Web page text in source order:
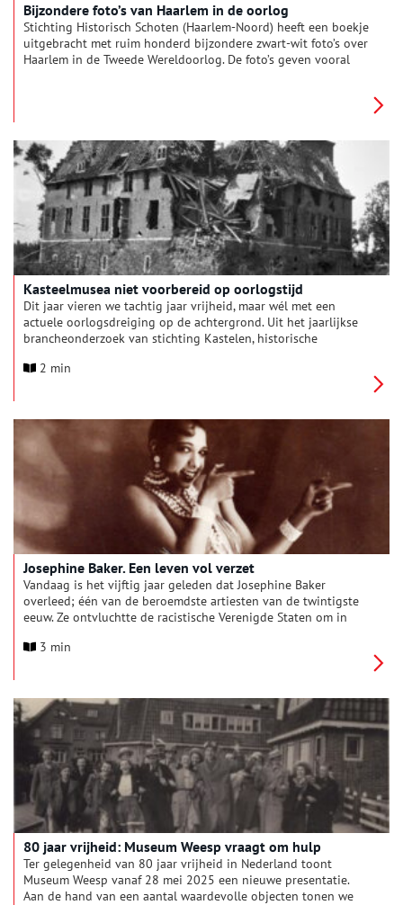
Bijzondere foto’s van Haarlem in de oorlog
Stichting Historisch Schoten (Haarlem-Noord) heeft een boekje
uitgebracht met ruim honderd bijzondere zwart-wit foto’s over
Haarlem in de Tweede Wereldoorlog. De foto’s geven vooral
Kasteelmusea niet voorbereid op oorlogstijd
Dit jaar vieren we tachtig jaar vrijheid, maar wél met een
actuele oorlogsdreiging op de achtergrond. Uit het jaarlijkse
brancheonderzoek van stichting Kastelen, historische
historische buitenplaatsen echter niet goed zijn voorbereid op
buitenplaatsen en landgoederen en hun aandacht voor dit
thema in publiekscommunicatie en beleidsvoering.
2 min
Josephine Baker. Een leven vol verzet
Vandaag is het vijftig jaar geleden dat Josephine Baker
overleed; één van de beroemdste artiesten van de twintigste
eeuw. Ze ontvluchtte de racistische Verenigde Staten om in
voor gelijke rechten op vele vlakken. Ook was ze actief in het
tentoonstelling over Josephine Baker: een leven vol verzet.
3 min
80 jaar vrijheid: Museum Weesp vraagt om hulp
Ter gelegenheid van 80 jaar vrijheid in Nederland toont
Museum Weesp vanaf 28 mei 2025 een nieuwe presentatie.
Aan de hand van een aantal waardevolle objecten tonen we